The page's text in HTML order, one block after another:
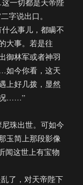
一切都是天帝陛
字说出口。
么事儿，都瞒不
大事。若是往
御林军或者神羽
如今你看，这天
上好几拨，显然
况……”
珠出世。可如今
玉简上那段影像
闻这世上有宝物
了，对天帝陛下